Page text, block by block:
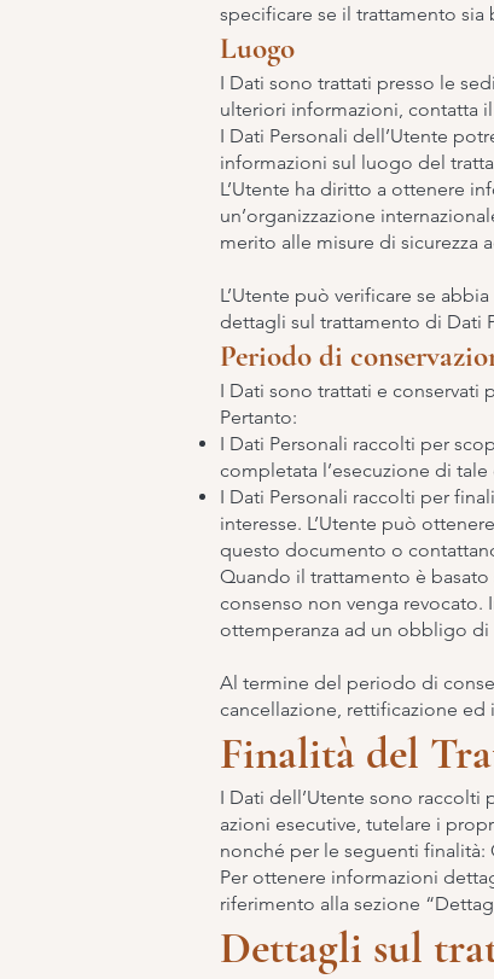
specificare se il trattamento
Luogo
I Dati sono trattati presso le
ulteriori informazioni, contatta
I Dati Personali dell’Utente
informazioni sul luogo del
L’Utente ha diritto a ottenere
un’organizzazione
merito alle misure di sicurezza
L’Utente può verificare se
dettagli sul trattamento di Dati
Periodo di
I Dati sono trattati e conservati
Pertanto:
I Dati Personali raccolti per
completata l’esecuzione di
I Dati Personali raccolti per
interesse. L’Utente può
questo documento o
Quando il trattamento è
consenso non venga
ottemperanza ad un obbligo
Al termine del periodo di
cancellazione, rettificazione
Finalità del
I Dati dell’Utente sono
azioni esecutive, tutelare i
nonché per le seguenti finalità:
Per ottenere informazioni
riferimento alla sezione
Dettagli sul